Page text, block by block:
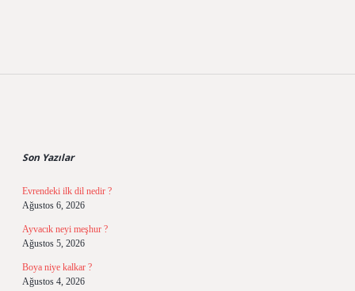
Son Yazılar
Evrendeki ilk dil nedir ?
Ağustos 6, 2026
Ayvacık neyi meşhur ?
Ağustos 5, 2026
Boya niye kalkar ?
Ağustos 4, 2026